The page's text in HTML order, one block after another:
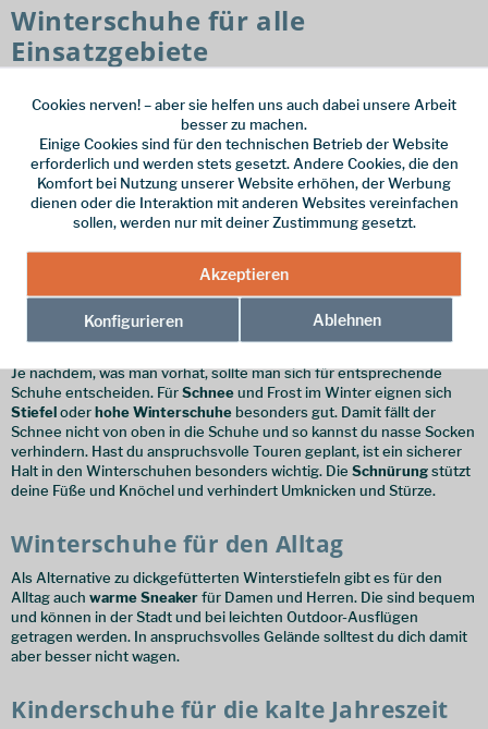
Winterschuhe für alle
Einsatzgebiete
Stiefeln für Damen und Herren. Auf dem Weg zur Arbeit, in der
Freizeit oder auf einer Expedition durch den Schnee: Winterschuhe
sind bei eisigen Temperaturen unverzichtbar. Funktionalität und
Design spielen bei einem Winterschuh eine besondere Rolle. Der
Stiefel muss optisch und auch praktisch im Alltag überzeugen.
Winterschuhe für Outdoor-Sport
Widerstandsfähige Boots von den Marken Meindl oder Hanwag
bieten zuverlässig Schutz vor Nässe und Kälte, sodass auch einer
ausgiebigen Tour nichts im Weg steht. Weitere Marken findest du in
unserem Online-Shop.
Je nachdem, was man vorhat, sollte man sich für entsprechende
Schuhe entscheiden. FürSchneeund Frost im Winter eignen sich
Stiefeloderhohe Winterschuhe besonders gut. Damit fällt der
Schnee nicht von oben in die Schuhe und so kannst du nasse Socken
verhindern. Hast du anspruchsvolle Touren geplant, ist ein sicherer
Halt in den Winterschuhen besonders wichtig. Die Schnürungstützt
deine Füße und Knöchel und verhindert Umknicken und Stürze.
Winterschuhe für den Alltag
Als Alternative zu dickgefütterten Winterstiefeln gibt es für den
Alltag auch warme Sneakerfür Damen und Herren. Die sind bequem
und können in der Stadt und bei leichten Outdoor-Ausflügen
getragen werden. In anspruchsvolles Gelände solltest du dich damit
aber besser nicht wagen.
Kinderschuhe für die kalte Jahreszeit
Cookies nerven! – aber sie helfen uns auch dabei unsere Arbeit
besser zu machen.
Einige Cookies sind für den technischen Betrieb der Website
erforderlich und werden stets gesetzt. Andere Cookies, die den
Komfort bei Nutzung unserer Website erhöhen, der Werbung
dienen oder die Interaktion mit anderen Websites vereinfachen
sollen, werden nur mit deiner Zustimmung gesetzt.
Akzeptieren
Konfigurieren Ablehnen